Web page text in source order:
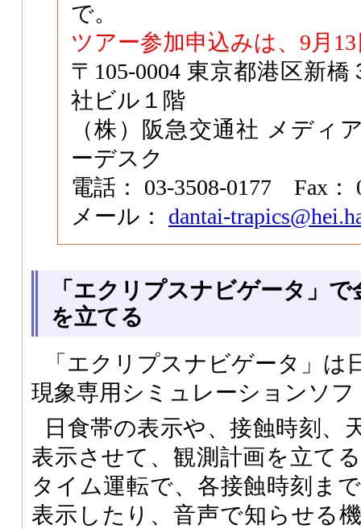
で。
ツアー参加申込みは、9月
〒105-0004 東京都港区新
社ビル１階
（株）阪急交通社 メディ
ーデスク
電話： 03-3508-0177 Fax：
メール： dantai-
「エクリプスナビゲータ」
を立てる
「エクリプスナビゲータ」は
現象専用シミュレーションソ
日食帯の表示や、接蝕時刻、
表示させて、観測計画を立て
タイム運転で、各接蝕時刻ま
表示したり、音声で知らせる